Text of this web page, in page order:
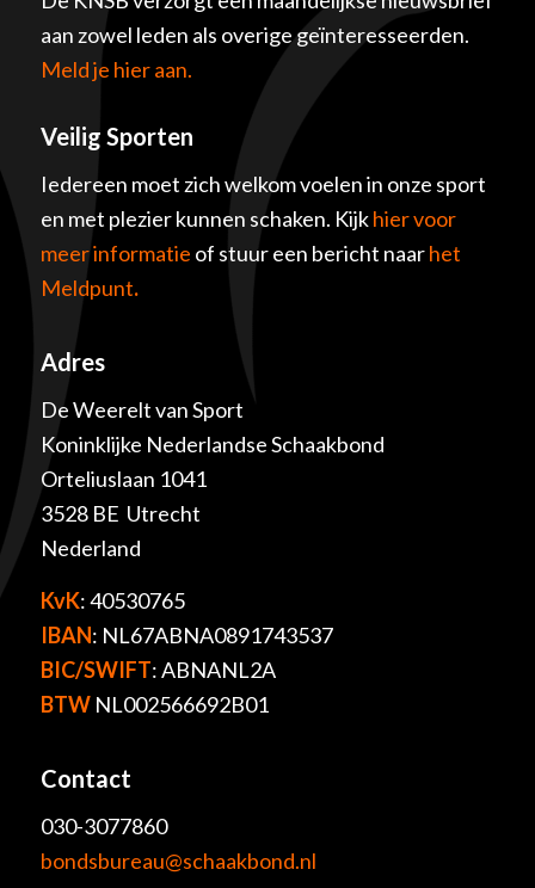
aan zowel leden als overige geïnteresseerden.
Meld je hier aan.
Veilig Sporten
Iedereen moet zich welkom voelen in onze sport
en met plezier kunnen schaken. Kijkhier voor
meer informatie of stuur een bericht naarhet
Meldpunt.
Adres
De Weerelt van Sport
Koninklijke Nederlandse Schaakbond
Orteliuslaan 1041
3528 BE Utrecht
Nederland
KvK: 40530765
IBAN: NL67ABNA0891743537
BIC/SWIFT: ABNANL2A
BTWNL002566692B01
Contact
030-3077860
bondsbureau@schaakbond.nl